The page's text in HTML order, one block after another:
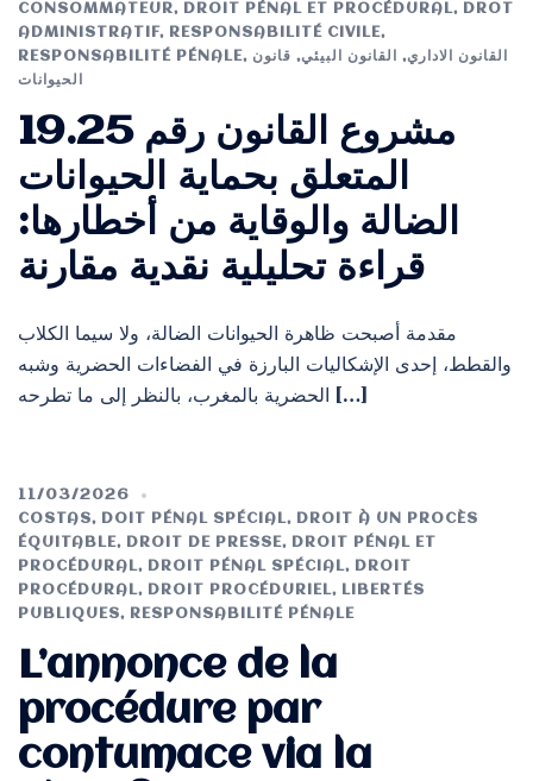
CONSOMMATEUR, DROIT PÉNAL ET PROCÉDURAL,
DROT
ADMINISTRATIF, RESPONSABILITÉ CIVILE,
RESPONSABILITÉ PÉNALE, القانون الاداري, القانون البيئي, قانون
الحيوانات
مشروع القانون رقم 19.25
المتعلق بحماية الحيوانات
الضالة والوقاية من أخطارها:
قراءة تحليلية نقدية مقارنة
مقدمة أصبحت ظاهرة الحيوانات الضالة، ولا سيما الكلاب
والقطط، إحدى الإشكاليات البارزة في الفضاءات الحضرية وشبه
الحضرية بالمغرب، بالنظر إلى ما تطرحه […]
11/03/2026
COSTAS, DOIT PÉNAL SPÉCIAL,
DROIT À UN PROCÈS
ÉQUITABLE, DROIT DE PRESSE,
DROIT PÉNAL ET
PROCÉDURAL, DROIT PÉNAL SPÉCIAL,
DROIT
PROCÉDURAL, DROIT PROCÉDURIEL,
LIBERTÉS
PUBLIQUES, RESPONSABILITÉ PÉNALE
L’annonce de la
procédure par
contumace via la